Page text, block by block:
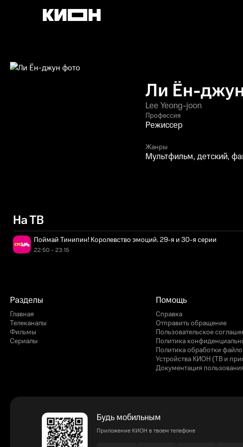
Ли Ён-
Lee Yeong-joon
Профессия
Режиссер
Жанры
Мультфильм, детский,
На ТВ
Поймай Тинипин! Королевство эмоций. 29-я и 30-я серии
22:50 - 23:15
Разделы
Главная
Телеканалы
Фильмы
Сериалы
Помощь
Справка
Отправить обращение
Пользовательское
Политика
Политика обработки
Устройства КИОН (ТВ и
Документация
Будь мобильным
Приложение КИОН в твоем телефоне